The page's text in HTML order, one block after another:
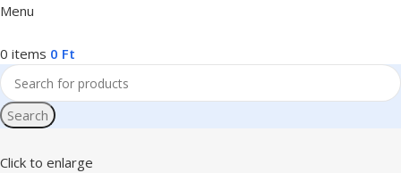
Menu
0 items 0 Ft
Search
Click to enlarge